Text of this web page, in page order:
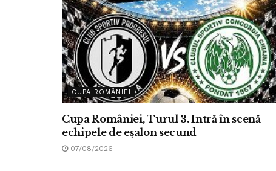
CUPA ROMÂNIEI
Cupa României, Turul 3. Intră în scenă
echipele de eșalon secund
07/08/2026